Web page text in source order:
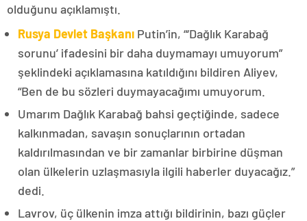
olduğunu açıklamıştı.
Rusya Devlet Başkanı Putin’in, “‘Dağlık Karabağ
sorunu’ ifadesini bir daha duymamayı umuyorum”
şeklindeki açıklamasına katıldığını bildiren Aliyev,
“Ben de bu sözleri duymayacağımı umuyorum.
Umarım Dağlık Karabağ bahsi geçtiğinde, sadece
kalkınmadan, savaşın sonuçlarının ortadan
kaldırılmasından ve bir zamanlar birbirine düşman
olan ülkelerin uzlaşmasıyla ilgili haberler duyacağız.”
dedi.
Lavrov, üç ülkenin imza attığı bildirinin, bazı güçler